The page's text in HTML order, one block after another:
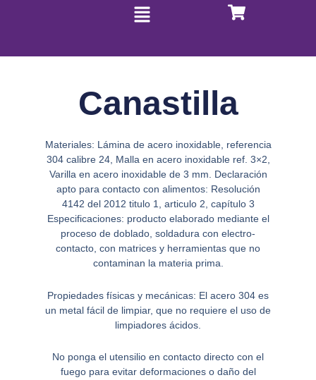
Menú
Canastilla
Materiales: Lámina de acero inoxidable, referencia
304 calibre 24, Malla en acero inoxidable ref. 3×2,
Varilla en acero inoxidable de 3 mm. Declaración
apto para contacto con alimentos: Resolución
4142 del 2012 titulo 1, articulo 2, capítulo 3
Especificaciones: producto elaborado mediante el
proceso de doblado, soldadura con electro-
contacto, con matrices y herramientas que no
contaminan la materia prima.
Propiedades físicas y mecánicas: El acero 304 es
un metal fácil de limpiar, que no requiere el uso de
limpiadores ácidos.
No ponga el utensilio en contacto directo con el
fuego para evitar deformaciones o daño del